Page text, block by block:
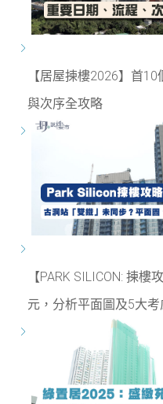
【居屋揀樓2026】首
與次序全攻略
【PARK SILICON: 揀
元，分析平面圖及5大考